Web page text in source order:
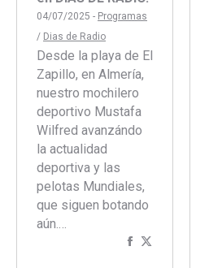
04/07/2025 - Programas
/ Dias de Radio
Desde la playa de El
Zapillo, en Almería,
nuestro mochilero
deportivo Mustafa
Wilfred avanzándo
la actualidad
deportiva y las
pelotas Mundiales,
que siguen botando
aún.…
Compartir